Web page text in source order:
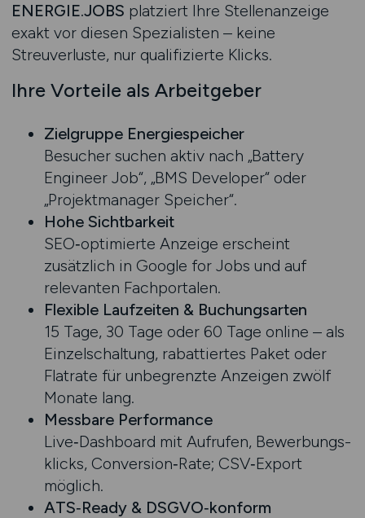
ENERGIE.JOBS platziert Ihre Stellenanzeige
exakt vor diesen Spezialisten – keine
Streuverluste, nur qualifizierte Klicks.
Ihre Vorteile als Arbeitgeber
Zielgruppe Energiespeicher
Besucher suchen aktiv nach „Battery
Engineer Job“, „BMS Developer“ oder
„Projektmanager Speicher“.
Hohe Sichtbarkeit
SEO‑optimierte Anzeige erscheint
zusätzlich in Google for Jobs und auf
relevanten Fachportalen.
Flexible Laufzeiten & Buchungsarten
15 Tage, 30 Tage oder 60 Tage online – als
Einzelschaltung, rabattiertes Paket oder
Flatrate für unbegrenzte Anzeigen zwölf
Monate lang.
Messbare Performance
Live‑Dashboard mit Aufrufen, Bewerbungs­
klicks, Conversion‑Rate; CSV‑Export
möglich.
ATS‑Ready & DSGVO‑konform